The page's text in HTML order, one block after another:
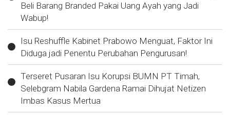
Beli Barang Branded Pakai Uang Ayah yang Jadi
Wabup!
Isu Reshuffle Kabinet Prabowo Menguat, Faktor Ini
Diduga jadi Penentu Perubahan Pengurusan!
Terseret Pusaran Isu Korupsi BUMN PT Timah,
Selebgram Nabila Gardena Ramai Dihujat Netizen
Imbas Kasus Mertua